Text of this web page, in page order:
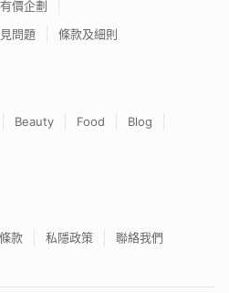
價企劃
問題 條款及細則
Beauty Food
Blog
款 私隱政策 聯絡我們